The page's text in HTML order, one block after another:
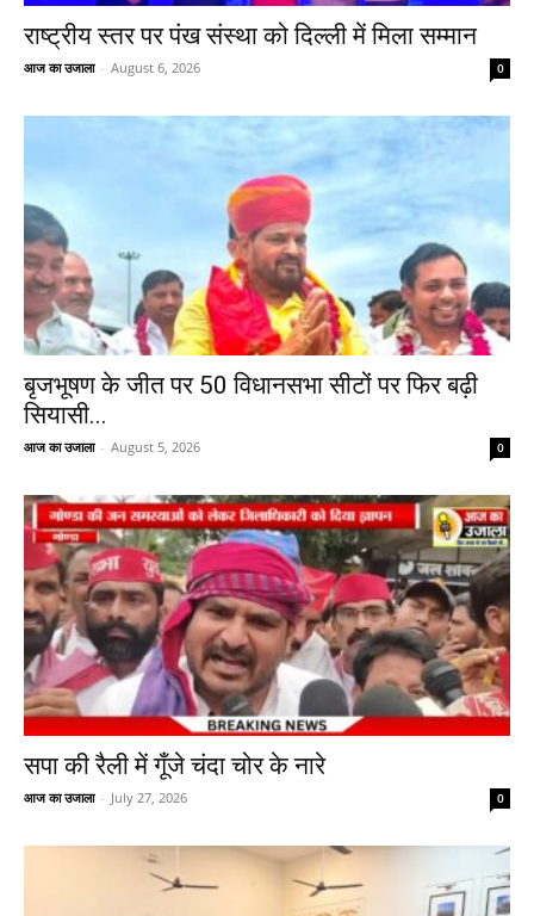
राष्ट्रीय स्तर पर पंख संस्था को दिल्ली में मिला सम्मान
आज का उजाला - August 6, 2026 0
बृजभूषण के जीत पर 50 विधानसभा सीटों पर फिर बढ़ी
सियासी...
आज का उजाला - August 5, 2026 0
सपा की रैली में गूँजे चंदा चोर के नारे
आज का उजाला - July 27, 2026 0